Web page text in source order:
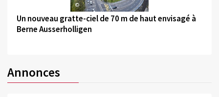
©
Un nouveau gratte-ciel de 70 m de haut envisagé à
Berne Ausserholligen
Annonces